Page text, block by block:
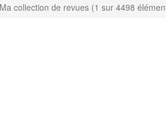
Ma collection de revues (1 sur 4498